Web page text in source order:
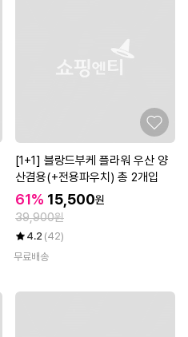
[1+1] 블랑드부케 플라워 우산 양
산겸용(+전용파우치) 총 2개입
61% 15,500원
39,900원
4.2 (42)
무료배송